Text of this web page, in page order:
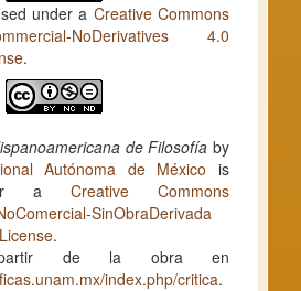
under a Creative Commons
NoDerivatives 4.0
.
de Filosofía by
Autónoma de México is
aCreative Commons
SinObraDerivada
.
de la obra en
index.php/critica.